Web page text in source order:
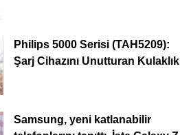
Philips 5000 Serisi (TAH5209):
Şarj Cihazını Unutturan Kulaklık
Samsung, yeni katlanabilir